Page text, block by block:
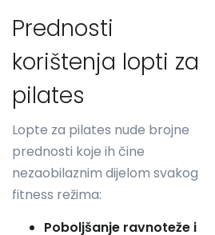
Prednosti
korištenja lopti za
pilates
Lopte za pilates nude brojne
prednosti koje ih čine
nezaobilaznim dijelom svakog
fitness režima:
Poboljšanje ravnoteže i